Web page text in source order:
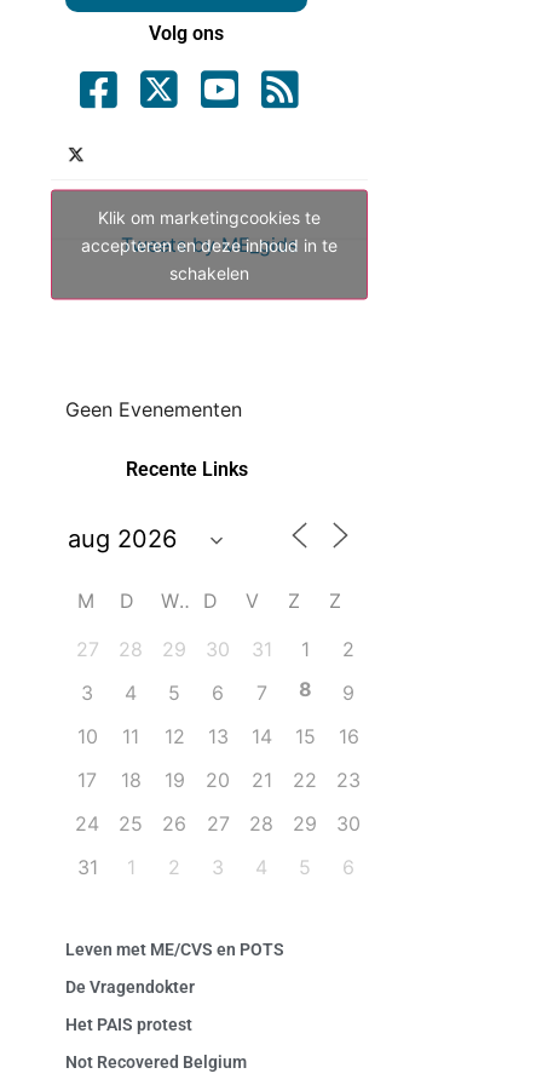
Volg ons
Tweets by ME_gids
Klik om marketingcookies te
accepteren en deze inhoud in te
schakelen
Geen Evenementen
Recente Links
M D W D V Z
Z
27
28 29 30 31 1
2
3
4 5 6 7 8
9
10
11 12 13 14 15
16
17
18 19 20 21 22
23
24
25 26 27 28 29
30
31
1 2 3 4 5 6
Leven met ME/CVS en POTS
De Vragendokter
Het PAIS protest
Not Recovered Belgium